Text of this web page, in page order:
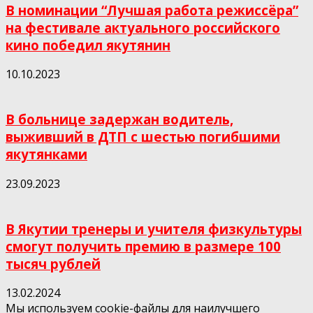
В номинации “Лучшая работа режиссёра”
на фестивале актуального российского
кино победил якутянин
10.10.2023
В больнице задержан водитель,
выживший в ДТП с шестью погибшими
якутянками
23.09.2023
В Якутии тренеры и учителя физкультуры
смогут получить премию в размере 100
тысяч рублей
13.02.2024
Мы используем cookie-файлы для наилучшего